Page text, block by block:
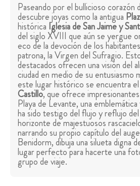
Paseando por el bullicioso
descubre joyas como la antigua
histórica Iglesia de San Jaime y
del siglo XVIII que aún se yergue
eco de la devoción de los
patrona, la Virgen del Sufragio.
destacados ofrecen una visión del
ciudad en medio de su entusiasmo
este lugar histórico se encuentra
Castillo, que ofrece
Playa de Levante, una
ha sido testigo del flujo y reflujo
horizonte de majestuosos
narrando su propio capítulo del
Benidorm, dibuja una silueta digna
lugar perfecto para hacerte una
grupo de viaje.